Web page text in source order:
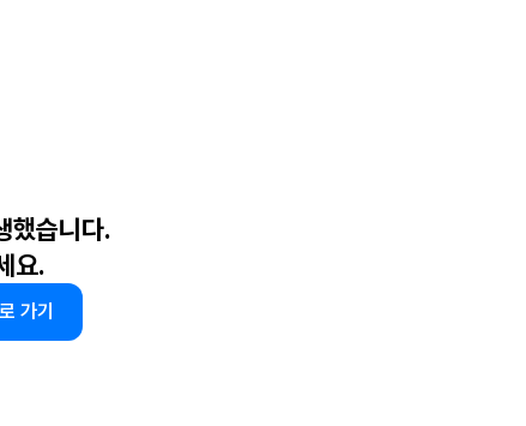
했습니다.
요.
가기